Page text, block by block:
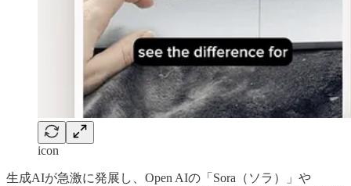
icon
生成AIが急激に発展し、Open AIの「Sora（ソラ）」や